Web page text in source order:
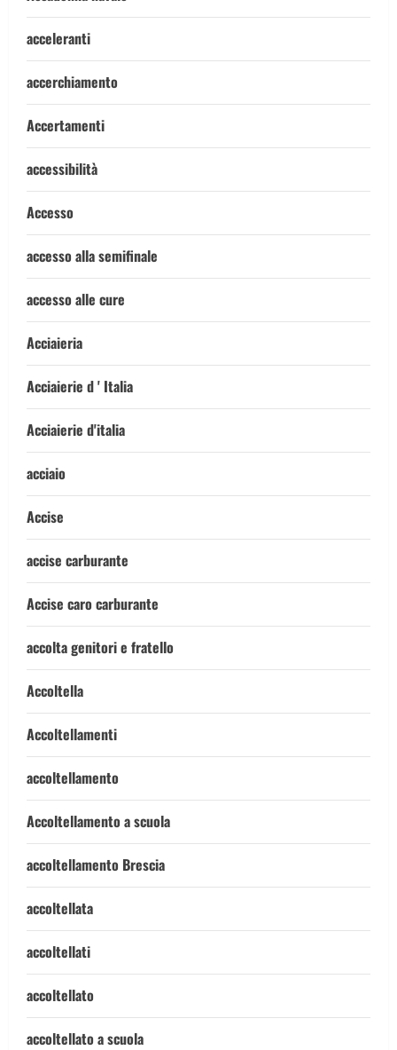
acceleranti
accerchiamento
Accertamenti
accessibilità
Accesso
accesso alla semifinale
accesso alle cure
Acciaieria
Acciaierie d ' Italia
Acciaierie d'italia
acciaio
Accise
accise carburante
Accise caro carburante
accolta genitori e fratello
Accoltella
Accoltellamenti
accoltellamento
Accoltellamento a scuola
accoltellamento Brescia
accoltellata
accoltellati
accoltellato
accoltellato a scuola